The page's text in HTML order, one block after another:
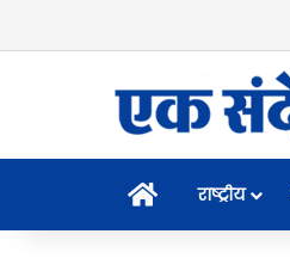
Homeराष्ट्रीय